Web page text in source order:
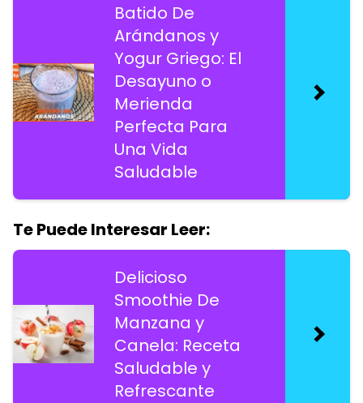
Batido De
Arándanos y
Yogur Griego: El
Desayuno o
Merienda
Perfecta Para
Una Vida
Saludable
Te Puede Interesar Leer:
Delicioso
Smoothie De
Manzana y
Canela: Receta
Saludable y
Refrescante